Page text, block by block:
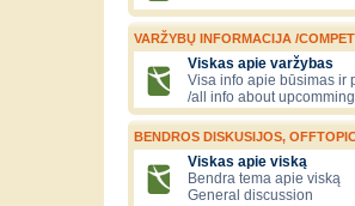
VARŽYBŲ INFORMACIJA /
Viskas apie varžybas
Visa info apie būsimas ir
/all info about
BENDROS DISKUSIJOS,
Viskas apie viską
Bendra tema apie viską
General discussion